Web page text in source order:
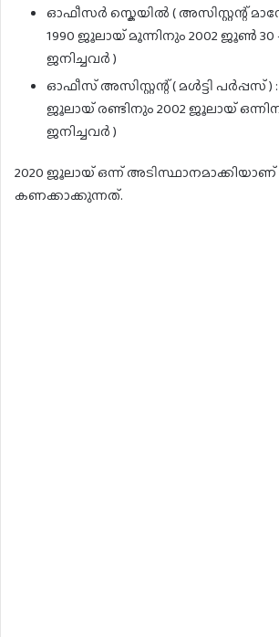
ഓഫീസർ സ്കെയിൽ ( അസിസ്റ്റന്റ്
1990 ജൂലായ് മൂന്നിനും 2002 ജൂൺ
ജനിച്ചവർ )
ഓഫീസ് അസിസ്റ്റന്റ് ( മൾട്ടി പർപ്പസ് ) :
ജൂലായ് രണ്ടിനും 2002 ജൂലായ്
ജനിച്ചവർ )
2020 ജൂലായ് ഒന്ന് അടിസ്ഥാനമാക്കിയാണ്
കണക്കാക്കുന്നത്.